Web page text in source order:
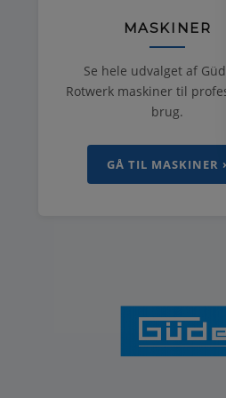
MASKINER
Se hele udvalget af
Rotwerk maskiner til
brug.
GÅ TIL MASKINER ›